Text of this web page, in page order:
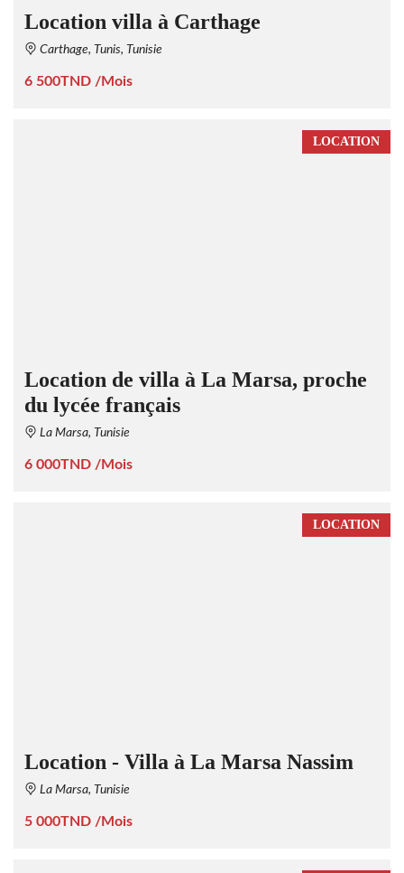
Location villa à Carthage
Carthage, Tunis, Tunisie
6 500TND /Mois
LOCATION
Location de villa à La Marsa, proche
du lycée français
La Marsa, Tunisie
6 000TND /Mois
LOCATION
Location - Villa à La Marsa Nassim
La Marsa, Tunisie
5 000TND /Mois